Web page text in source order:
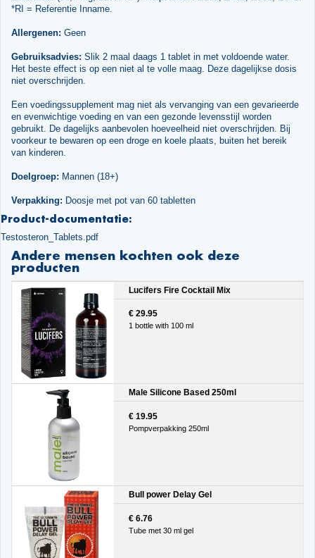
*RI = Referentie Inname.
Allergenen: Geen
Gebruiksadvies: Slik 2 maal daags 1 tablet in met voldoende water.
Het beste effect is op een niet al te volle maag. Deze dagelijkse dosis
niet overschrijden.
Een voedingssupplement mag niet als vervanging van een gevarieerde
en evenwichtige voeding en van een gezonde levensstijl worden
gebruikt. De dagelijks aanbevolen hoeveelheid niet overschrijden. Bij
voorkeur te bewaren op een droge en koele plaats, buiten het bereik
van kinderen.
Doelgroep: Mannen (18+)
Verpakking: Doosje met pot van 60 tabletten
Product-documentatie:
Testosteron_Tablets.pdf
Andere mensen kochten ook deze
producten
Lucifers Fire Cocktail Mix
€ 29.95
1 bottle with 100 ml
Male Silicone Based 250ml
€ 19.95
Pompverpakking 250ml
Bull power Delay Gel
€ 6.76
Tube met 30 ml gel